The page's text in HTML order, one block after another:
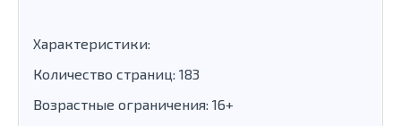
Характеристики:
Количество страниц: 183
Возрастные ограничения: 16+